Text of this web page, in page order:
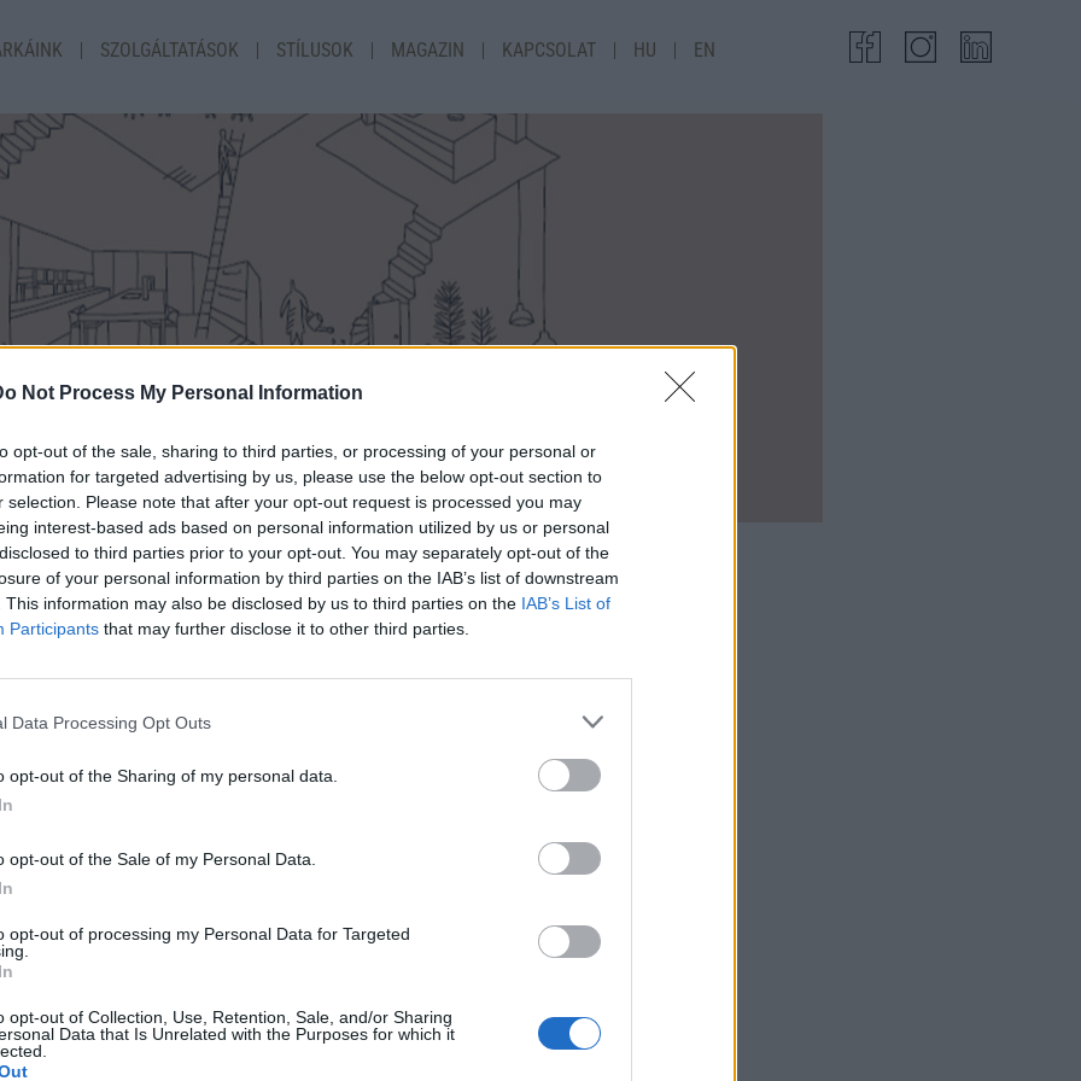
Not Process My Personal Information
opt-out of the sale, sharing to third parties, or processing of your personal or
for targeted advertising by us, please use the below opt-out section to
selection. Please note that after your opt-out request is processed you may
interest-based ads based on personal information utilized by us or personal
to third parties prior to your opt-out. You may separately opt-out of the
of your personal information by third parties on the IAB’s list of downstream
This information may also be disclosed by us to third parties on the IAB’s List of
Participants that may further disclose it to other third parties.
Data Processing Opt Outs
opt-out of the Sharing of my personal data.
opt-out of the Sale of my Personal Data.
opt-out of processing my Personal Data for Targeted
opt-out of Collection, Use, Retention, Sale, and/or Sharing
Data that Is Unrelated with the Purposes for which it
SZOLGÁLTATÁSOK STÍLUSOK MAGAZIN KAPCSOLAT HU EN
projekteknél
gyűjteménye, amelyekben
a Valcucine értékeit,
a hely szellemével
építészeti és szokásbeli
várost jellemeznek.